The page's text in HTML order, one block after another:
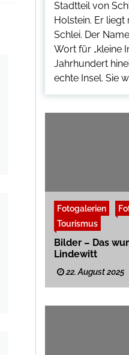
Stadtteil von
Holstein. Er
Schlei. Der
Wort für „kleine
Jahrhundert
echte Insel. Sie
Fotogalerien
Tourismus
Bilder – Das
Lindewitt
22. August 2025